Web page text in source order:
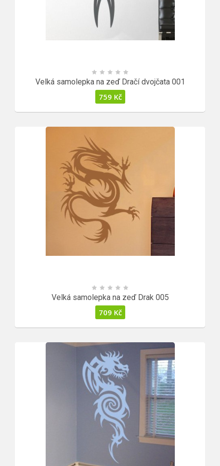
Velká samolepka na zeď Dračí dvojčata 001
759 Kč
Velká samolepka na zeď Drak 005
709 Kč